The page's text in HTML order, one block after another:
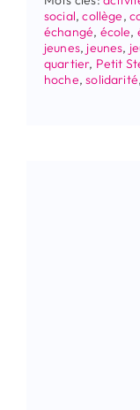
social,collège,
échangé, école,
jeunes, jeunes,
quartier, Petit
hoche,solidarité